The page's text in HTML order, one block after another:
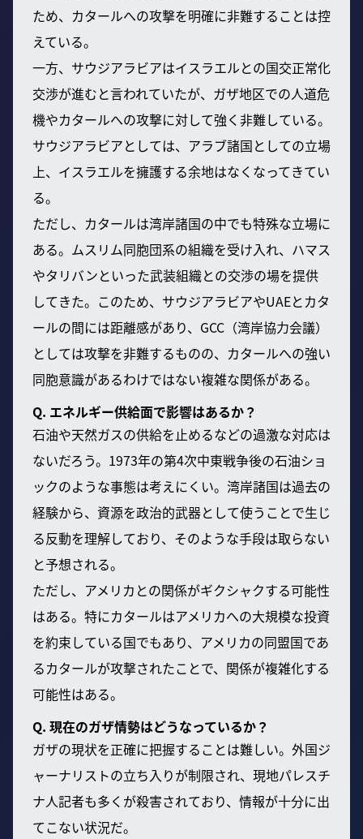
ため、カタールへの攻撃を明確に非難することは控
えている。
一方、サウジアラビアはイスラエルとの国交正常化
交渉が進むと言われていたが、ガザ地区での人道危
機やカタールへの攻撃に対して強く非難している。
サウジアラビアとしては、アラブ諸国としての立場
上、イスラエルを擁護する余地はなくなってきてい
る。
ただし、カタールは湾岸諸国の中でも特殊な立場に
ある。ムスリム同胞団系の組織を受け入れ、ハマス
やタリバンといった武装組織との交渉の場を提供
してきた。このため、サウジアラビアやUAEとカタ
ールの間には距離感があり、GCC（湾岸協力会議）
としては攻撃を非難するものの、カタールへの強い
同胞意識があるわけではない複雑な関係がある。
Q. エネルギー供給面で影響はあるか？
石油や天然ガスの供給を止めるなどの過激な対応は
ないだろう。1973年の第4次中東戦争後の石油ショ
ックのような事態は考えにくい。湾岸諸国は過去の
経験から、資源を政治的武器として使うことで生じ
る反動を理解しており、そのような手段は取らない
と予想される。
ただし、アメリカとの関係がギクシャクする可能性
はある。特にカタールはアメリカへの大規模な投資
を約束している国でもあり、アメリカの同盟国であ
るカタールが攻撃されたことで、関係が複雑化する
可能性はある。
Q. 現在のガザ情勢はどうなっているか？
ガザの現状を正確に把握することは難しい。外国ジ
ャーナリストの立ち入りが制限され、現地パレスチ
ナ人記者も多くが殺害されており、情報が十分に出
てこない状況だ。